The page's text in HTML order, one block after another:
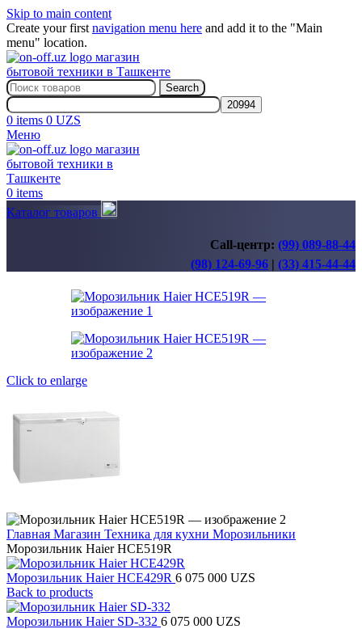
Skip to main content
Create your first navigation menu here and add it to the "Main
menu" location.
Search
0 items 0 UZS
Меню
0 items
Каталог товаров
Call-центр: (99) 089-88-44
(98) 124-69-96 | (33) 415-44-44
Click to enlarge
Главная Магазин Техника для кухни Морозильники
Морозильник Haier HCE519R
Морозильник Haier HCE429R 6 075 000 UZS
Back to products
Морозильник Haier SD-332 6 075 000 UZS